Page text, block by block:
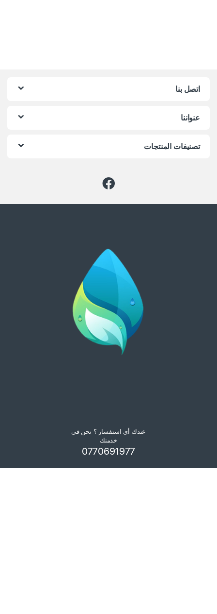
اتصل بنا
عنواننا
تصنيفات المنتجات
عندك أي استفسار ؟ نحن في
خدمتك
0770691977